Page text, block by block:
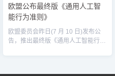
欧盟公布最终版《通用人工智
能行为准则》
欧盟委员会昨日(7 月 10 日)发布公
告，推出最终版《通用人工智能行为